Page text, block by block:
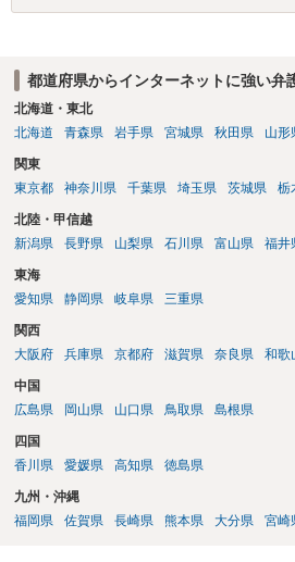
都道府県からインターネットに強い弁
北海道・東北
北海道
青森県 岩手県 宮城県 秋田県 山形
関東
東京都
神奈川県 千葉県 埼玉県 茨城県 栃
北陸・甲信越
新潟県
長野県 山梨県 石川県 富山県 福井
東海
愛知県
静岡県 岐阜県 三重県
関西
大阪府
兵庫県 京都府 滋賀県 奈良県 和歌
中国
広島県
岡山県 山口県 鳥取県 島根県
四国
香川県
愛媛県 高知県 徳島県
九州・沖縄
福岡県
佐賀県 長崎県 熊本県 大分県 宮崎